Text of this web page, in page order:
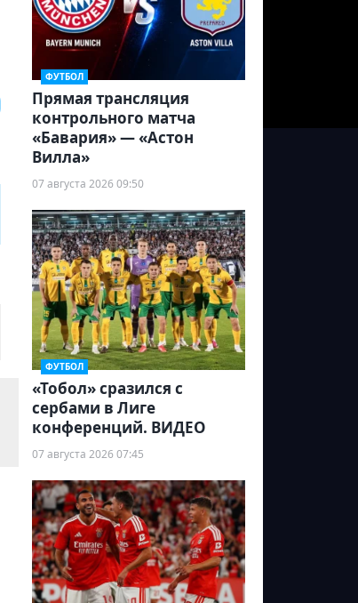
ФУТБОЛ
Прямая трансляция
контрольного матча
«Бавария» — «Астон
Вилла»
07 августа 2026 09:50
ФУТБОЛ
«Тобол» сразился с
сербами в Лиге
конференций. ВИДЕО
07 августа 2026 07:45